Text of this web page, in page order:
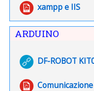
xampp e IIS
File
ARDUINO
DF-ROBOT